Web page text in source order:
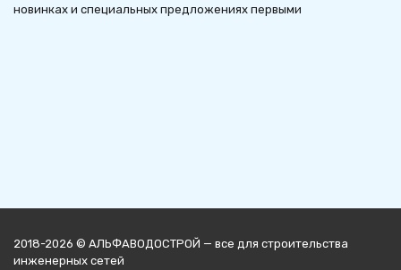
новинках и специальных предложениях первыми
2018-2026 © АЛЬФАВОДОСТРОЙ — все для строительства
инженерных сетей